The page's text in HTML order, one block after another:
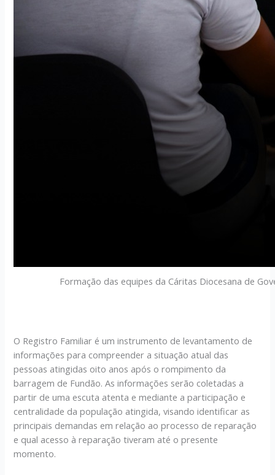
Formação das equipes da Cáritas Diocesana de
O Registro Familiar é um instrumento de levantamento de
informações para compreender a situação atual das
pessoas atingidas oito anos após o rompimento da
barragem de Fundão. As informações serão coletadas a
partir de uma escuta atenta e mediante a participação e
centralidade da população atingida, visando identificar as
principais demandas em relação ao processo de reparação
e qual acesso à reparação tiveram até o presente
momento.